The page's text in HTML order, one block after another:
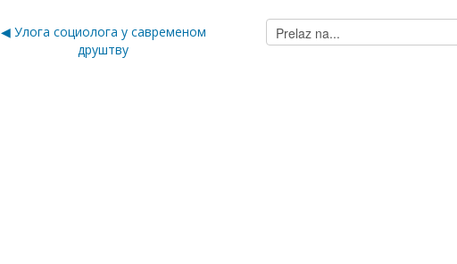
◀︎ Улога социолога у савременом
друштву
Prelaz
na...